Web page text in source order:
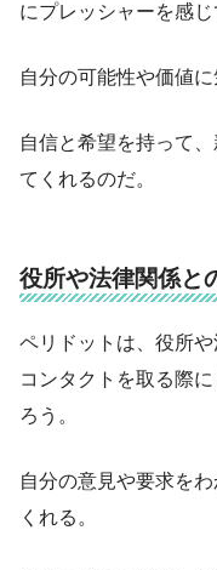
にプレッシャーを感
自分の可能性や価値
自信と希望を持って
てくれるのだ。
役所や法律関係と
ペリドットは、役所
コンタクトを取る際
ろう。
自分の意見や要求を
くれる。